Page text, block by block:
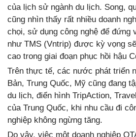
của lịch sử ngành du lịch. Song,
cũng nhìn thấy rất nhiều doanh
chọi, sử dụng công nghệ để đứng
như TMS (Vntrip) được kỳ vọng
cao trong giai đoạn phục hồi hậu
Trên thực tế, các nước phát triển
Bản, Trung Quốc, Mỹ cũng đang
du lịch, điển hình TripAction,
của Trung Quốc, khi nhu cầu đi
nghiệp không ngừng tăng.
Do vậy, việc một doanh nghiệp